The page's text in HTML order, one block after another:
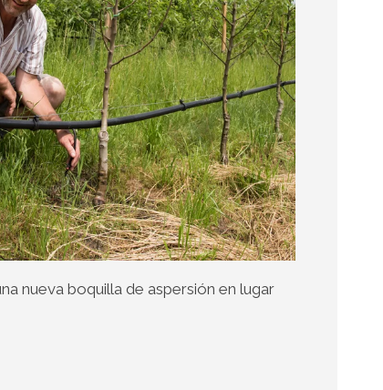
nueva boquilla de aspersión en lugar